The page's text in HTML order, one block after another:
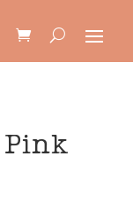
Pink